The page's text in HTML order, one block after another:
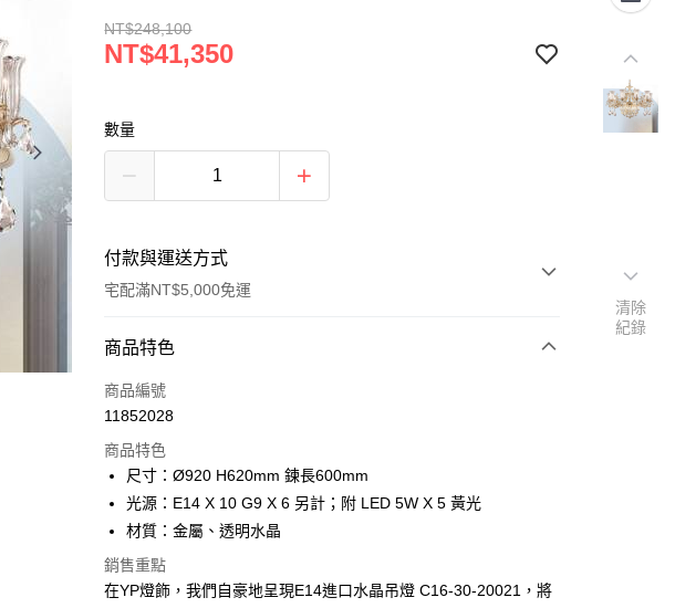
NT$248,100
NT$41,350
數量
付款與運送方式
宅配滿NT$5,000免運
付款方式
信用卡一次付款
Apple Pay
街口支付
Google Pay
商品特色
商品編號
11852028
商品特色
尺寸：Ø920 H620mm 鍊長600mm
光源：E14 X 10 G9 X 6 另計；附 LED 5W X 5 黃光
材質：金屬、透明水晶
銷售重點
在YP燈飾，我們自豪地呈現E14進口水晶吊燈 C16-30-20021，將
清除
紀錄